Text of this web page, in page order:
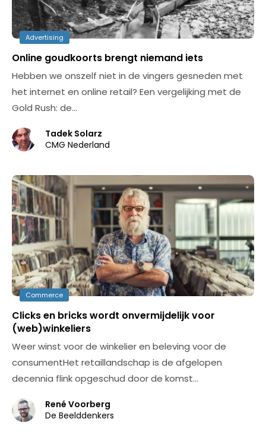
Advertising
Online goudkoorts brengt niemand iets
Hebben we onszelf niet in de vingers gesneden met
het internet en online retail? Een vergelijking met de
Gold Rush: de…
Tadek Solarz
CMG Nederland
Commerce
Clicks en bricks wordt onvermijdelijk voor
(web)winkeliers
Weer winst voor de winkelier en beleving voor de
consumentHet retaillandschap is de afgelopen
decennia flink opgeschud door de komst…
René Voorberg
De Beelddenkers